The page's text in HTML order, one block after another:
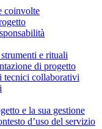
coinvolte
e rituali
di progetto
tecnici collaborativi
e la sua gestione
d’uso del servizio